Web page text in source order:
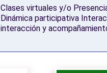
Clases virtuales y/o
Dinámica participativa
interacción y